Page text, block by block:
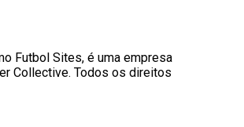
Futbol Sites, é uma empresa
Collective. Todos os direitos